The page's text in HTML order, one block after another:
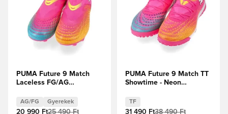
PUMA Future 9 Match
Laceless FG/AG
rózsaszín/Sun Stream/
Élénk türkiz/PUMA Fehér
AG/FG Gyerekek
20 990 Ft25 490 Ft
PUMA Future 9 Match TT
Showtime - Neon
Élénk türkiz/PUMA Fehér
TF
31 490 Ft38 490 Ft